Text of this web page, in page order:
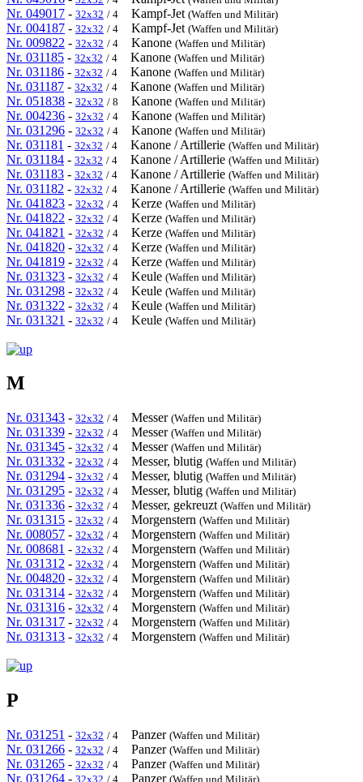
Nr. 049017 - 32x32 / 4 Kampf-Jet (Waffen und Militär)
Nr. 004187 - 32x32 / 4 Kampf-Jet (Waffen und Militär)
Nr. 009822 - 32x32 / 4 Kanone (Waffen und Militär)
Nr. 031185 - 32x32 / 4 Kanone (Waffen und Militär)
Nr. 031186 - 32x32 / 4 Kanone (Waffen und Militär)
Nr. 031187 - 32x32 / 4 Kanone (Waffen und Militär)
Nr. 051838 - 32x32 / 8 Kanone (Waffen und Militär)
Nr. 004236 - 32x32 / 4 Kanone (Waffen und Militär)
Nr. 031296 - 32x32 / 4 Kanone (Waffen und Militär)
Nr. 031181 - 32x32 / 4 Kanone / Artillerie (Waffen und Militär)
Nr. 031184 - 32x32 / 4 Kanone / Artillerie (Waffen und Militär)
Nr. 031183 - 32x32 / 4 Kanone / Artillerie (Waffen und Militär)
Nr. 031182 - 32x32 / 4 Kanone / Artillerie (Waffen und Militär)
Nr. 041823 - 32x32 / 4 Kerze (Waffen und Militär)
Nr. 041822 - 32x32 / 4 Kerze (Waffen und Militär)
Nr. 041821 - 32x32 / 4 Kerze (Waffen und Militär)
Nr. 041820 - 32x32 / 4 Kerze (Waffen und Militär)
Nr. 041819 - 32x32 / 4 Kerze (Waffen und Militär)
Nr. 031323 - 32x32 / 4 Keule (Waffen und Militär)
Nr. 031298 - 32x32 / 4 Keule (Waffen und Militär)
Nr. 031322 - 32x32 / 4 Keule (Waffen und Militär)
Nr. 031321 - 32x32 / 4 Keule (Waffen und Militär)
M
Nr. 031343 - 32x32 / 4 Messer (Waffen und Militär)
Nr. 031339 - 32x32 / 4 Messer (Waffen und Militär)
Nr. 031345 - 32x32 / 4 Messer (Waffen und Militär)
Nr. 031332 - 32x32 / 4 Messer, blutig (Waffen und Militär)
Nr. 031294 - 32x32 / 4 Messer, blutig (Waffen und Militär)
Nr. 031295 - 32x32 / 4 Messer, blutig (Waffen und Militär)
Nr. 031336 - 32x32 / 4 Messer, gekreuzt (Waffen und Militär)
Nr. 031315 - 32x32 / 4 Morgenstern (Waffen und Militär)
Nr. 008057 - 32x32 / 4 Morgenstern (Waffen und Militär)
Nr. 008681 - 32x32 / 4 Morgenstern (Waffen und Militär)
Nr. 031312 - 32x32 / 4 Morgenstern (Waffen und Militär)
Nr. 004820 - 32x32 / 4 Morgenstern (Waffen und Militär)
Nr. 031314 - 32x32 / 4 Morgenstern (Waffen und Militär)
Nr. 031316 - 32x32 / 4 Morgenstern (Waffen und Militär)
Nr. 031317 - 32x32 / 4 Morgenstern (Waffen und Militär)
Nr. 031313 - 32x32 / 4 Morgenstern (Waffen und Militär)
P
Nr. 031251 - 32x32 / 4 Panzer (Waffen und Militär)
Nr. 031266 - 32x32 / 4 Panzer (Waffen und Militär)
Nr. 031265 - 32x32 / 4 Panzer (Waffen und Militär)
Nr. 031264 - 32x32 / 4 Panzer (Waffen und Militär)